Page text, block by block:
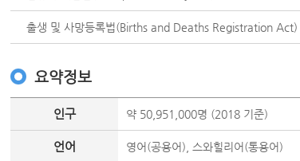
출생 및 사망등록법(Births and Deaths Registration Act)
요약정보
인구 약 50,951,000명 (2018 기준)
언어 영어(공용어), 스와힐리어(통용어)